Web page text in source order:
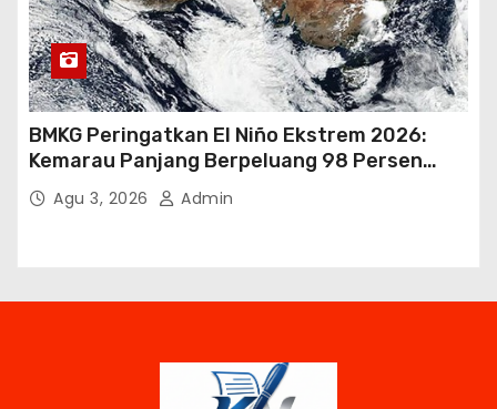
BMKG Peringatkan El Niño Ekstrem 2026:
Kemarau Panjang Berpeluang 98 Persen
hingga Awal 2027
Agu 3, 2026 Admin